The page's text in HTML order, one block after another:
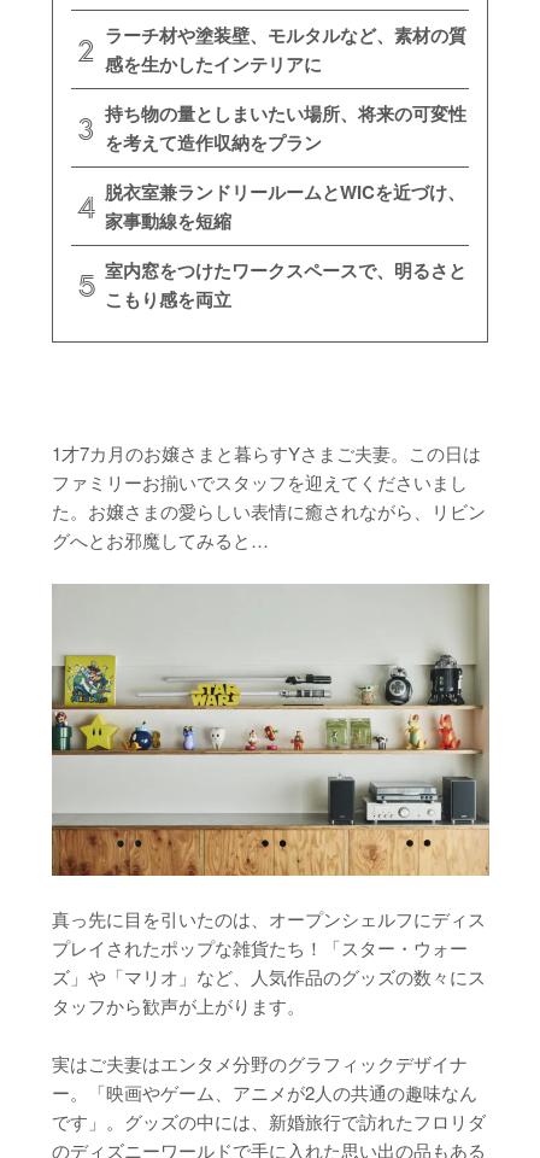
ラーチ材や塗装壁、モルタルなど、素材の質
感を生かしたインテリアに
持ち物の量としまいたい場所、将来の可変性
を考えて造作収納をプラン
脱衣室兼ランドリールームとWICを近づけ、
家事動線を短縮
室内窓をつけたワークスペースで、明るさと
こもり感を両立
1才7カ月のお嬢さまと暮らすYさまご夫妻。この日は
ファミリーお揃いでスタッフを迎えてくださいまし
た。お嬢さまの愛らしい表情に癒されながら、リビン
グへとお邪魔してみると…
真っ先に目を引いたのは、オープンシェルフにディス
プレイされたポップな雑貨たち！「スター・ウォー
ズ」や「マリオ」など、人気作品のグッズの数々にス
タッフから歓声が上がります。
実はご夫妻はエンタメ分野のグラフィックデザイナ
ー。「映画やゲーム、アニメが2人の共通の趣味なん
です」。グッズの中には、新婚旅行で訪れたフロリダ
のディズニーワールドで手に入れた思い出の品もある